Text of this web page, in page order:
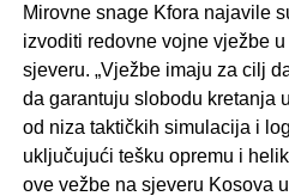
Mirovne snage Kfora najavile
izvoditi redovne vojne vježbe
sjeveru. „Vježbe imaju za cilj
da garantuju slobodu kretanja
od niza taktičkih simulacija i
uključujući tešku opremu i
ove vežbe na sjeveru Kosova